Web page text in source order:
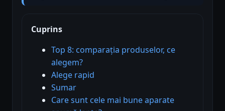
Cuprins
Top 8: comparația produselor, ce
alegem?
Alege rapid
Sumar
Care sunt cele mai bune aparate